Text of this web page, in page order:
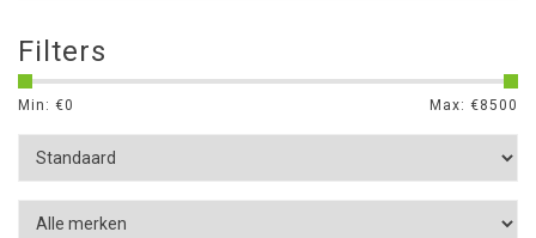
Filters
Min: €0 Max: €8500